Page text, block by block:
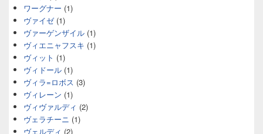
ワーグナー (1)
ヴァイゼ(1)
ヴァーゲンザイル (1)
ヴィエニャフスキ (1)
ヴィット (1)
ヴィドール (1)
ヴィラ=ロボス (3)
ヴィレーン (1)
ヴィヴァルディ (2)
ヴェラチーニ (1)
ヴェルディ (2)